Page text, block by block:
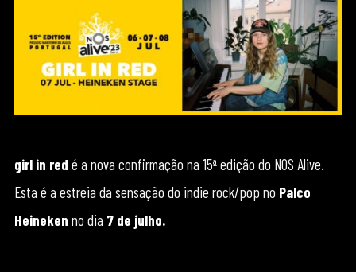
girl in red é a nova confirmação na 15ª edição do NOS Alive.
Esta é a estreia da sensação do indie rock/pop no Palco
Heineken no dia 7 de julho.